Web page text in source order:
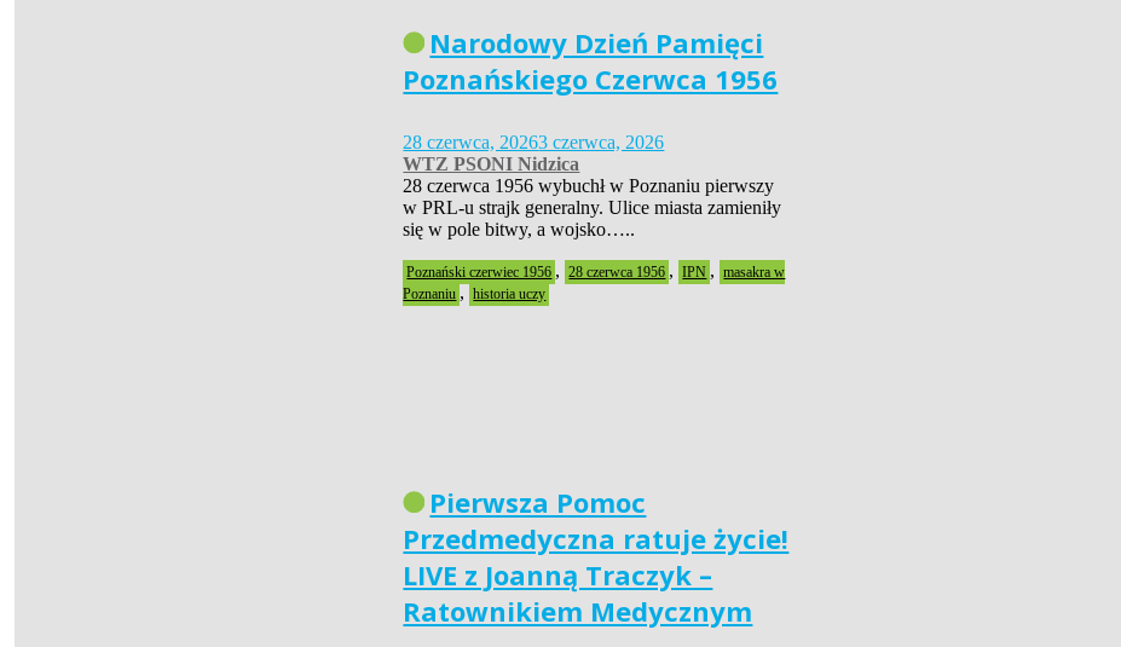
Narodowy Dzień Pamięci
Poznańskiego Czerwca 1956
28 czerwca, 20263 czerwca, 2026
WTZ PSONI Nidzica
28 czerwca 1956 wybuchł w Poznaniu pierwszy
w PRL-u strajk generalny. Ulice miasta zamieniły
się w pole bitwy, a wojsko…..
Poznański czerwiec 1956 , 28 czerwca 1956 , IPN ,
masakra w
Poznaniu , historia uczy
Pierwsza Pomoc
Przedmedyczna ratuje życie!
LIVE z Joanną Traczyk –
Ratownikiem Medycznym